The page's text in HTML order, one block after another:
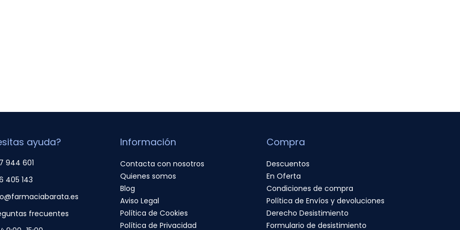
ayuda?
944 601
405 143
frecuentes
Información
Contacta con nosotros
Quienes somos
Blog
Aviso Legal
Política de Cookies
Política de Privacidad
Compra
Descuentos
En Oferta
Condiciones de compra
Política de Envíos y devoluciones
Derecho Desistimiento
Formulario de desistimiento